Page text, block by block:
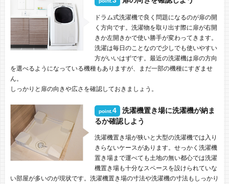
ドラム式洗濯機で良く問題になるのが扉の開
く方向です。洗濯物を取り出す際に扉が右開
きか左開きかで使い勝手が変わってきます。
洗濯は毎日のことなので少しでも使いやすい
方がいいはずです。最近の洗濯機は扉の方向
を選べるようになっている機種もありますが、まだ一部の機種にすぎませ
ん。
しっかりと扉の向きや広さを確認しておきましょう。
point.4
洗濯機置き場に洗濯機が納ま
るか確認しよう
洗濯機置き場が狭いと大型の洗濯機では入り
きらないケースがあります。せっかく洗濯機
置き場まで運べても土地の無い都心では洗濯
機置き場も十分なスペースを設けられていな
い部屋が多いのが現状です。洗濯機置き場の寸法や洗濯機の寸法もしっかり